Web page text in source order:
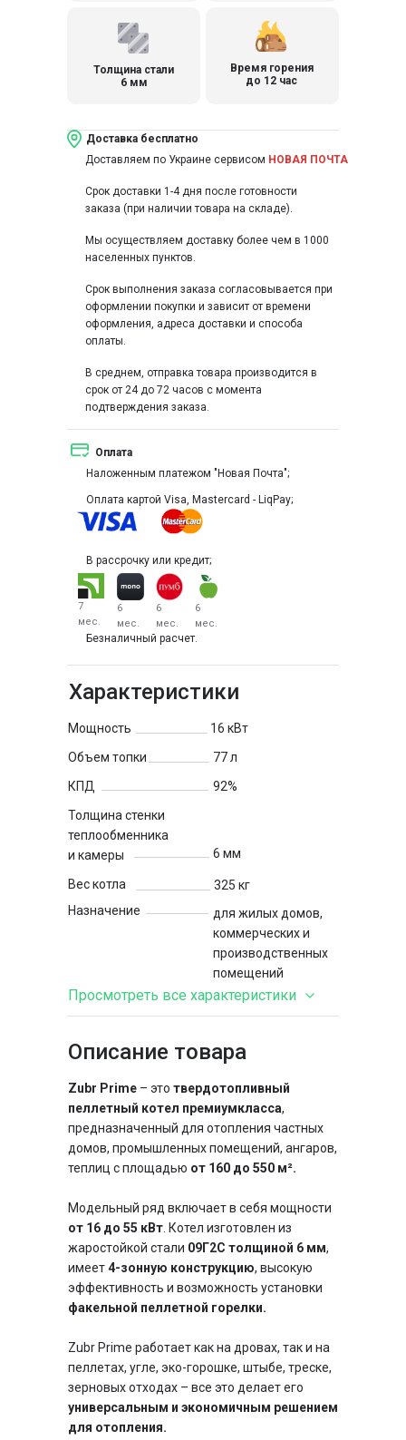
Толщина стали
6 мм
Время горения
до 12 час
Оплата
Наложенным платежом "Новая Почта";
Оплата картой Visa, Mastercard - LiqPay;
В рассрочку или кредит;
Безналичный расчет.
7
мес.
6
мес.
6
мес.
6
мес.
Доставка бесплатно
Доставляем по Украине сервисом НОВАЯ ПОЧТА
Срок доставки 1-4 дня после готовности
заказа (при наличии товара на складе).
Мы осуществляем доставку более чем в 1000
населенных пунктов.
Срок выполнения заказа согласовывается при
оформлении покупки и зависит от времени
оформления, адреса доставки и способа
оплаты.
В среднем, отправка товара производится в
срок от 24 до 72 часов с момента
подтверждения заказа.
Характеристики
Объем топки 77 л
Вес котла 325 кг
КПД
92%
Толщина стенки
теплообменника
и камеры
6 мм
Назначение
для жилых домов,
коммерческих и
производственных
помещений
Мощность 16 кВт
Просмотреть все характеристики
Тип котла
длительного горения,
Особенности
утепленный,
энергонезависимый, с
боковой загрузкой
чугунные
Zubr Prime – это твердотопливный
пеллетный котел премиумкласса,
предназначенный для отопления частных
домов, промышленных помещений, ангаров,
теплиц с площадью от 160 до 550 м².
Модельный ряд включает в себя мощности
от 16 до 55 кВт . Котел изготовлен из
жаростойкой стали 09Г2С толщиной 6 мм,
имеет4-зонную конструкцию, высокую
эффективность и возможность установки
факельной пеллетной горелки.
Zubr Prime работает как на дровах, так и на
пеллетах, угле, эко-горошке, штыбе, треске,
зерновых отходах – все это делает его
универсальным и экономичным решением
для отопления.
Описание товара